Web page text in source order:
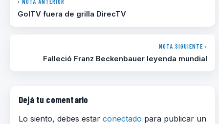
GolTV fuera de grilla DirecTV
NOTA SIGUIENTE ›
Falleció Franz Beckenbauer leyenda mundial
Dejá tu comentario
Lo siento, debes estar conectado para publicar un